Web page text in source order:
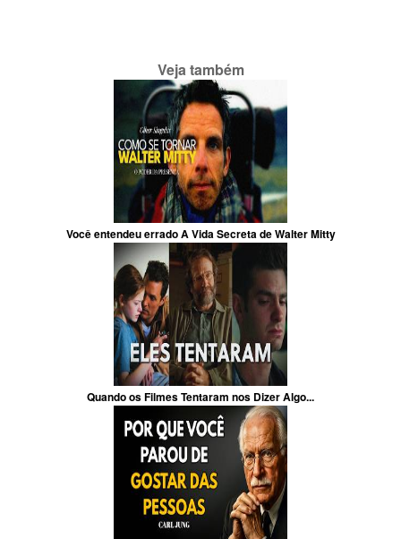
Veja também
Você entendeu errado A Vida Secreta de Walter Mitty
Quando os Filmes Tentaram nos Dizer Algo...